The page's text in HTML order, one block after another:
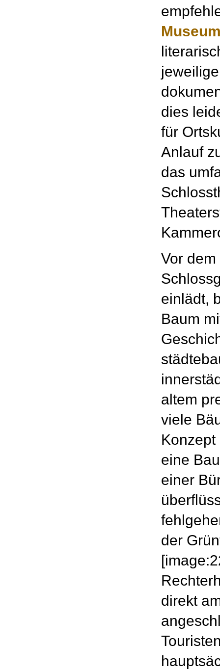
dies
für
Anlauf
das
Vor
einlädt,
Baum
altem
viele
eine
einer
der
direkt